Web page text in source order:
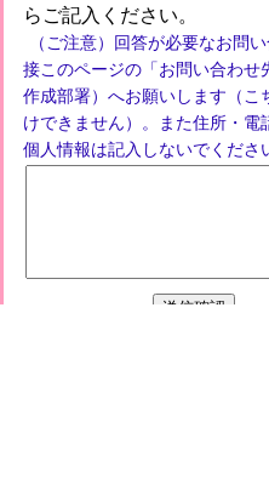
らご記入ください。
（ご注意）回答が必要なお問
接このページの「お問い合わせ
作成部署）へお願いします（こ
けできません）。また住所・電
個人情報は記入しないでくださ